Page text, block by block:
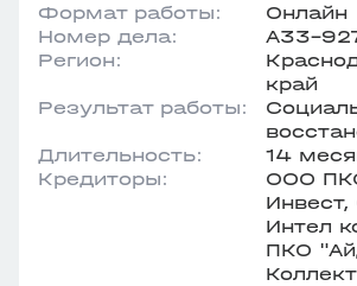
Формат работы:
Онлайн
Номер дела:
А33-
Регион:
край
Результат работы:
Длительность:
14
Кредиторы:
ООО
Интел
ПКО